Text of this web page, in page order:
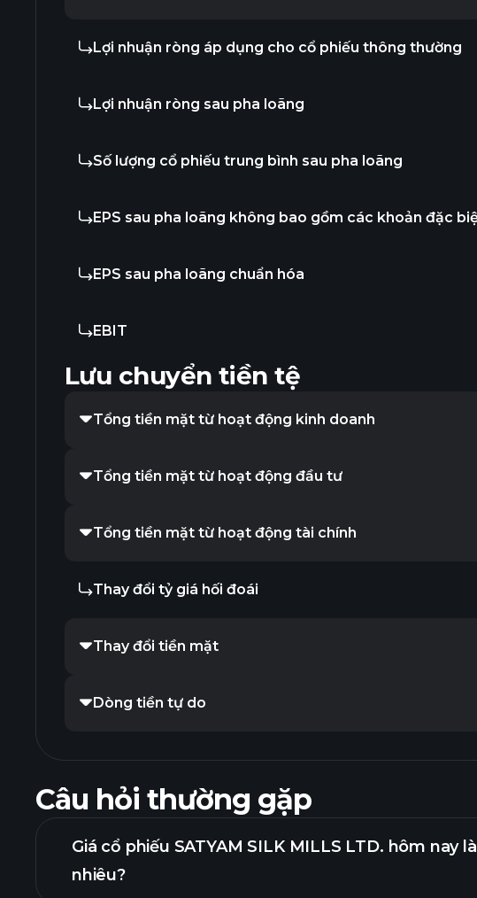
Lợi nhuận ròng áp dụng cho cổ phiếu thông thường
Lợi nhuận ròng sau pha loãng
Số lượng cổ phiếu trung bình sau pha loãng
EPS sau pha loãng không bao gồm các khoản đặc
EPS sau pha loãng chuẩn hóa
EBIT
Lưu chuyển tiền tệ
Tổng tiền mặt từ hoạt động kinh doanh
Tổng tiền mặt từ hoạt động đầu tư
Tổng tiền mặt từ hoạt động tài chính
Thay đổi tỷ giá hối đoái
Thay đổi tiền mặt
Dòng tiền tự do
Câu hỏi thường gặp
Giá cổ phiếu SATYAM SILK MILLS LTD. hôm nay
nhiêu?